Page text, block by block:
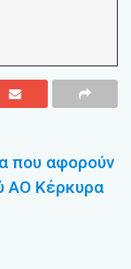
που αφορούν
ΑΟ Κέρκυρα